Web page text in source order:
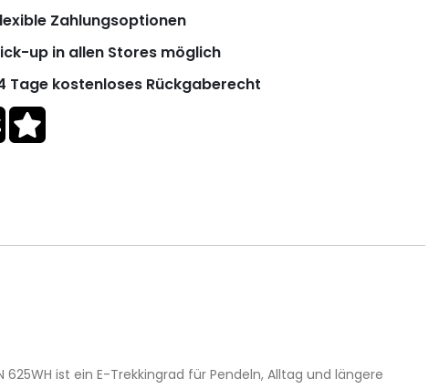
Zahlungsoptionen
up in allen Stores möglich
Tage kostenloses Rückgaberecht
625WH ist ein E-Trekkingrad für Pendeln, Alltag und längere